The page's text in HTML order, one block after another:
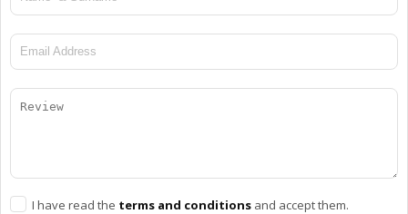
I have read the terms and conditions and accept them.